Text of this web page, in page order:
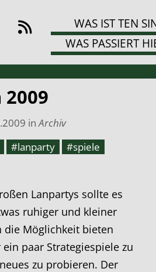
WAS IST TEN
WAS PASSIERT
inArchiv
#lanparty
#spiele
Lanpartys sollte es
ruhiger und kleiner
die Möglichkeit bieten
paar Strategiespiele zu
zu probieren. Der